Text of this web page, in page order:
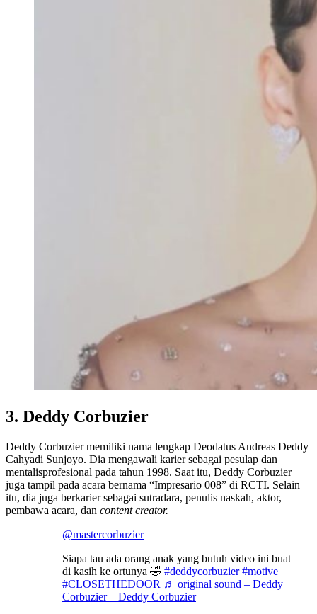
3. Deddy Corbuzier
Deddy Corbuzier memiliki nama lengkap Deodatus Andreas Deddy
Cahyadi Sunjoyo. Dia mengawali karier sebagai pesulap dan
mentalisprofesional pada tahun 1998. Saat itu, Deddy Corbuzier
juga tampil pada acara bernama “Impresario 008” di RCTI. Selain
itu, dia juga berkarier sebagai sutradara, penulis naskah, aktor,
pembawa acara, dan content creator.
@mastercorbuzier
Siapa tau ada orang anak yang butuh video ini buat
di kasih ke ortunya 🤣 #deddycorbuzier #motive
#CLOSETHEDOOR ♬ original sound – Deddy
Corbuzier – Deddy Corbuzier